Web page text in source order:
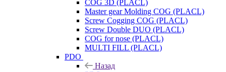
COG 3D (PLACL)
Master gear Molding COG (PLACL)
Screw Cogging COG (PLACL)
Screw Double DUO (PLACL)
COG for nose (PLACL)
MULTI FILL (PLACL)
PDO
Назад